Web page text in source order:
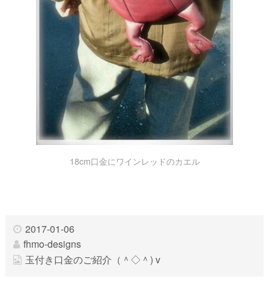
18cm口金にワインレッドのカエル
2017-01-06
fhmo-designs
玉付き口金のご紹介（＾◇＾) v